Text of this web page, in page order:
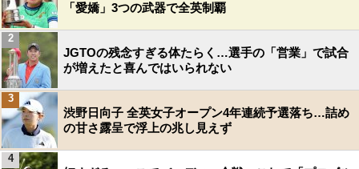
「愛嬌」3つの武器で全英制覇
JGTOの残念すぎる体たらく…選手の「営業」で試合
が増えたと喜んではいられない
2
渋野日向子 全英女子オープン4年連続予選落ち…詰め
の甘さ露呈で浮上の兆し見えず
3
4